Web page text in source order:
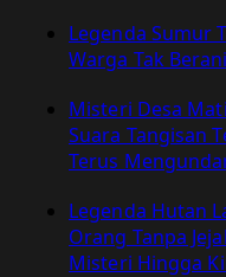
Legenda Sumur
Warga Tak
Misteri Desa
Suara Tangisan
Terus
Legenda Hutan
Orang Tanpa
Misteri Hingga